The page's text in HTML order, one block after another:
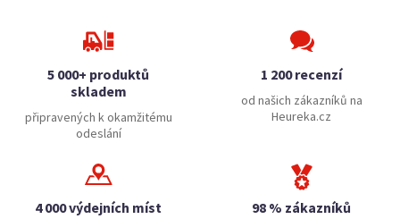
5 000+ produktů
skladem
připravených k okamžitému
odeslání
1 200 recenzí
od našich zákazníků na
Heureka.cz
4 000 výdejních míst 98 % zákazníků